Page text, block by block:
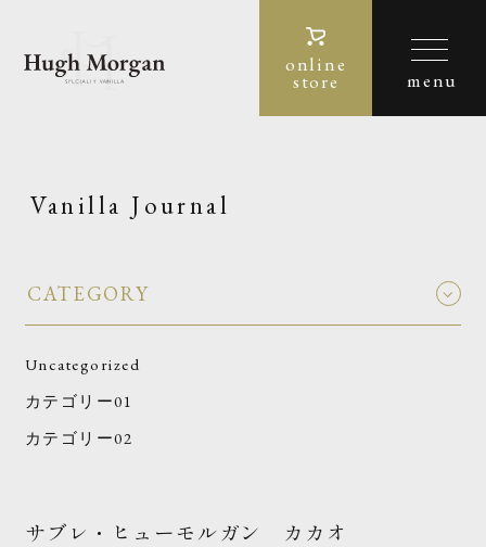
online
store
Vanilla Journal
CATEGORY
Uncategorized
カテゴリー01
カテゴリー02
サブレ・ヒューモルガン カカオ